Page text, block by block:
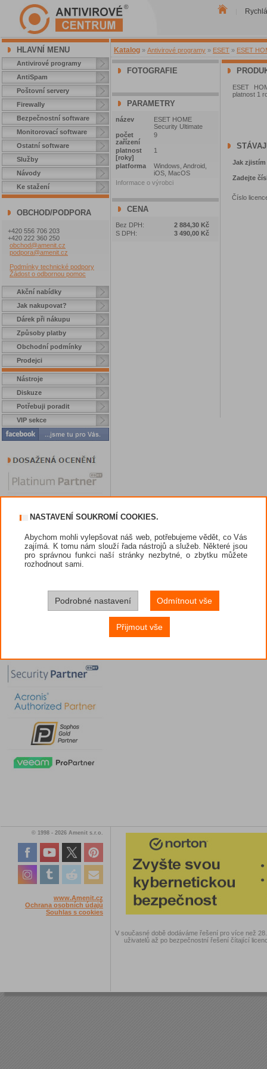
HLAVNÍ MENU
Antivirové programy
AntiSpam
Poštovní servery
Firewally
Bezpečnostní software
Monitorovací software
Ostatní software
Služby
Návody
Ke stažení
OBCHOD/PODPORA
+420 556 706 203
+420 222 360 250
obchod@amenit.cz
podpora@amenit.cz
Podmínky technické podpory
Žádost o odbornou pomoc
Akční nabídky
Jak nakupovat?
Dárek při nákupu
Způsoby platby
Obchodní podmínky
Prodejci
Nástroje
Diskuze
Potřebuji poradit
VIP sekce
Katalog » Antivirové programy » ESET » ESET
FOTOGRAFIE
PARAMETRY
název
ESET HOME
Security Ultimate
počet
zařízení
9
platnost
[roky]
1
platforma
Windows, Android,
iOS, MacOS
Informace o výrobci
CENA
Bez DPH:
2 884,30 Kč
S DPH:
3 490,00 Kč
ESET
platnost 1
Jak
Zadejte
Číslo
© 1998 - 2026 Amenit s.r.o.
www.Amenit.cz
Ochrana osobních údajů
Souhlas s cookies
V současné době dodáváme řešení pro více než
uživatelů až po bezpečnostní řešení čítající
NASTAVENÍ SOUKROMÍ COOKIES.
Abychom mohli vylepšovat náš web, potřebujeme vědět, co Vás
zajímá. K tomu nám slouží řada nástrojů a služeb. Některé jsou
pro správnou funkci naší stránky nezbytné, o zbytku můžete
rozhodnout sami.
Podrobné nastavení Odmítnout vše
Přijmout vše